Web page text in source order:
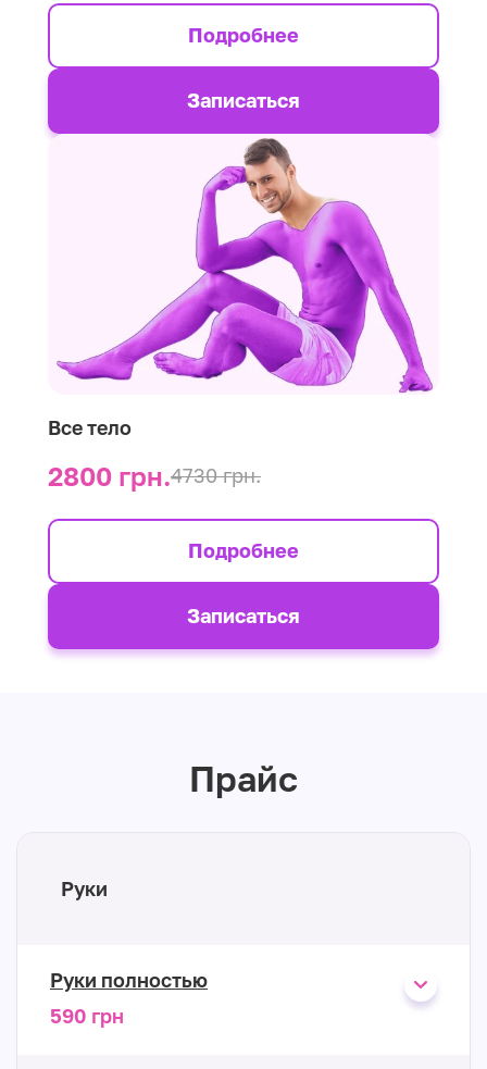
Подробнее
Записаться
Все тело
2800 грн.4730 грн.
Подробнее
Записаться
Прайс
Руки
Руки полностью
590 грн